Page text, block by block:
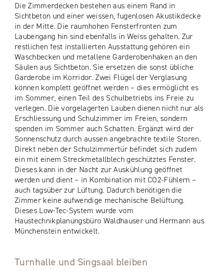
Die Zimmerdecken bestehen aus einem Rand in
Sichtbeton und einer weissen, fugenlosen Akustikdecke
in der Mitte. Die raumhohen Fensterfronten zum
Laubengang hin sind ebenfalls in Weiss gehalten. Zur
restlichen fest installierten Ausstattung gehören ein
Waschbecken und metallene Garderobenhaken an den
Säulen aus Sichtbeton. Sie ersetzen die sonst übliche
Garderobe im Korridor. Zwei Flügel der Verglasung
können komplett geöffnet werden – dies ermöglicht es
im Sommer, einen Teil des Schulbetriebs ins Freie zu
verlegen. Die vorgelagerten Lauben dienen nicht nur als
Erschliessung und Schulzimmer im Freien, sondern
spenden im Sommer auch Schatten. Ergänzt wird der
Sonnenschutz durch aussen angebrachte textile Storen.
Direkt neben der Schulzimmertür befindet sich zudem
ein mit einem Streckmetallblech geschütztes Fenster.
Dieses kann in der Nacht zur Auskühlung geöffnet
werden und dient – in Kombination mit CO2-Fühlern –
auch tagsüber zur Lüftung. Dadurch benötigen die
Zimmer keine aufwendige mechanische Belüftung.
Dieses Low-Tec-System wurde vom
Haustechnikplanungsbüro Waldhauser und Hermann aus
Münchenstein entwickelt.
Turnhalle und Singsaal bleiben